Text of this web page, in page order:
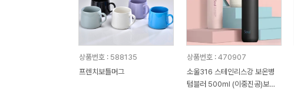
상품번호 : 588135
프렌치보틀머그
상품번호 : 470907
소울316 스테인리스강 보온병
텀블러 500ml (이중진공)보온.